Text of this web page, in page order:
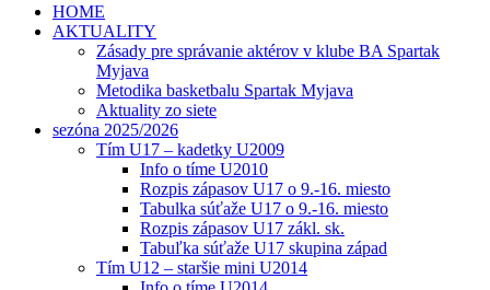
HOME
AKTUALITY
Zásady pre správanie aktérov v klube BA Spartak
Myjava
Metodika basketbalu Spartak Myjava
Aktuality zo siete
sezóna 2025/2026
Tím U17 – kadetky U2009
Info o tíme U2010
Rozpis zápasov U17 o 9.-16. miesto
Tabulka súťaže U17 o 9.-16. miesto
Rozpis zápasov U17 zákl. sk.
Tabuľka súťaže U17 skupina západ
Tím U12 – staršie mini U2014